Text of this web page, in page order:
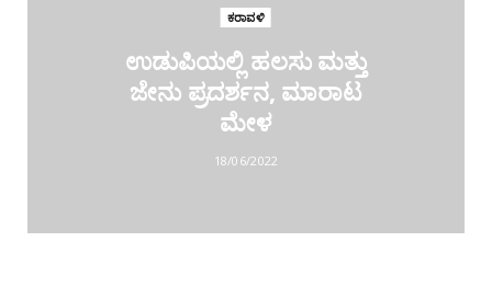
ಕರಾವಳಿ
ಉಡುಪಿಯಲ್ಲಿ ಹಲಸು ಮತ್ತು
ಜೇನು ಪ್ರದರ್ಶನ, ಮಾರಾಟ
ಮೇಳ
18/06/2022